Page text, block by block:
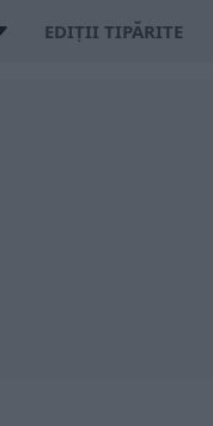
EDIȚII TIPĂRITE